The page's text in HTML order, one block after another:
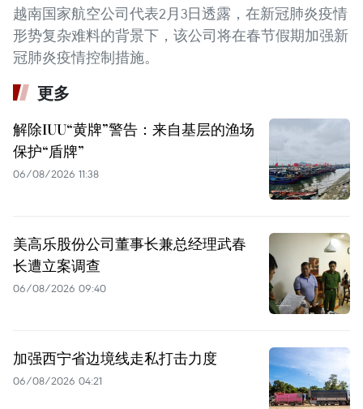
越南国家航空公司代表2月3日透露，在新冠肺炎疫情
形势复杂难料的背景下，该公司将在春节假期加强新
冠肺炎疫情控制措施。
更多
解除IUU“黄牌”警告：来自基层的渔场
保护“盾牌”
06/08/2026 11:38
美高乐股份公司董事长兼总经理武春
长遭立案调查
06/08/2026 09:40
加强西宁省边境线走私打击力度
06/08/2026 04:21